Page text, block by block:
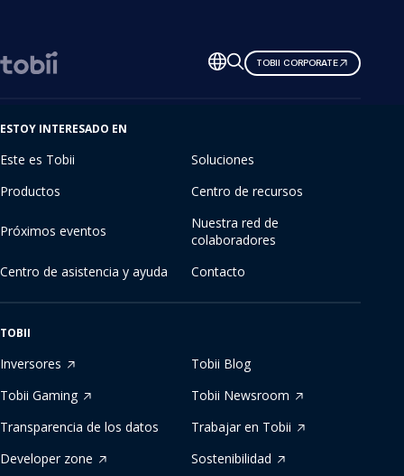
Cambiar
de
TOBII CORPORATE
ESTOY INTERESADO EN
Este es Tobii
Soluciones
Productos
Centro de recursos
Próximos eventos
Nuestra red de
colaboradores
Centro de asistencia y ayuda
Contacto
TOBII
Inversores
Tobii Blog
Tobii Gaming
Tobii Newsroom
Transparencia de los datos
Trabajar en Tobii
Developer zone
Sostenibilidad